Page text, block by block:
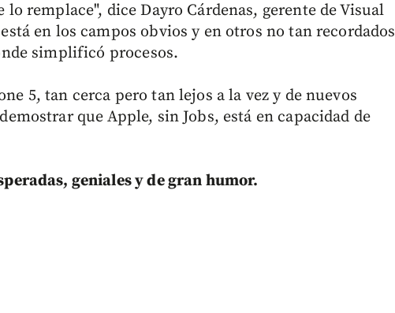
remplace", dice Dayro Cárdenas, gerente de Visual
en los campos obvios y en otros no tan recordados
simplificó procesos.
5, tan cerca pero tan lejos a la vez y de nuevos
que Apple, sin Jobs, está en capacidad de
geniales y de gran humor.